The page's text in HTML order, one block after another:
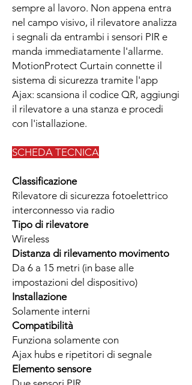
sempre al lavoro. Non appena entra
nel campo visivo, il rilevatore analizza
i segnali da entrambi i sensori PIR e
manda immediatamente l'allarme.
MotionProtect Curtain connette il
sistema di sicurezza tramite l'app
Ajax: scansiona il codice QR, aggiungi
il rilevatore a una stanza e procedi
con l'istallazione.
SCHEDA TECNICA
Classificazione
Rilevatore di sicurezza fotoelettrico
interconnesso via radio
Tipo di rilevatore
Wireless
Distanza di rilevamento movimento
Da 6 a 15 metri (in base alle
impostazioni del dispositivo)
Installazione
Solamente interni
Compatibilità
Funziona solamente con
Ajax hubs e ripetitori di segnale
Elemento sensore